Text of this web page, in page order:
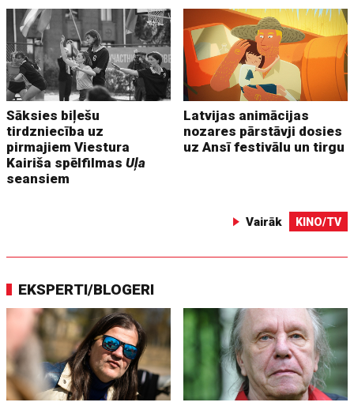
Sāksies biļešu
tirdzniecība uz
pirmajiem Viestura
Kairiša spēlfilmasUļa
seansiem
Latvijas animācijas
nozares pārstāvji dosies
uz Ansī festivālu un tirgu
Vairāk KINO/TV
EKSPERTI/BLOGERI